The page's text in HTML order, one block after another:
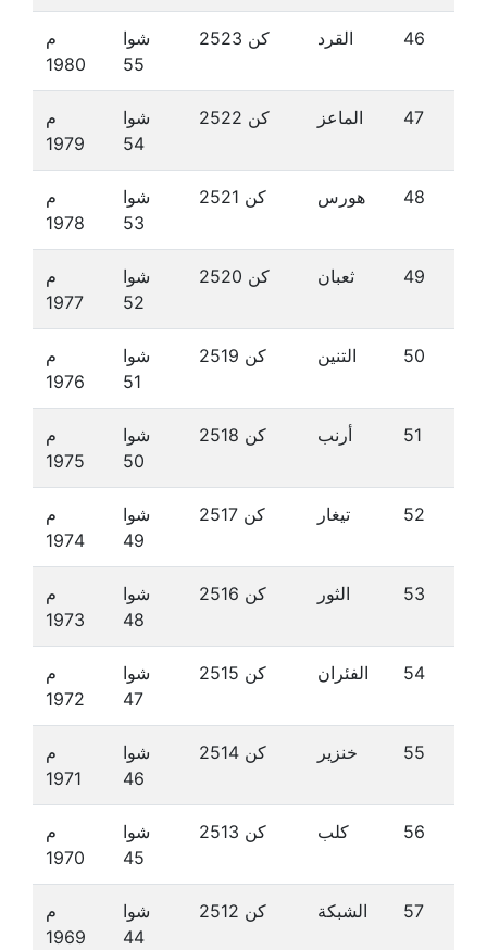
م
1980
شوا
55
كن 2523 القرد 46
م
1979
شوا
54
كن 2522 الماعز 47
م
1978
شوا
53
كن 2521 هورس 48
م
1977
شوا
52
كن 2520 ثعبان 49
م
1976
شوا
51
كن 2519 التنين 50
م
1975
شوا
50
كن 2518 أرنب 51
م
1974
شوا
49
كن 2517 تيغار 52
م
1973
شوا
48
كن 2516 الثور 53
م
1972
شوا
47
كن 2515 الفئران 54
م
1971
شوا
46
كن 2514 خنزير 55
م
1970
شوا
45
كن 2513 كلب 56
م
1969
شوا
44
كن 2512 الشبكة 57